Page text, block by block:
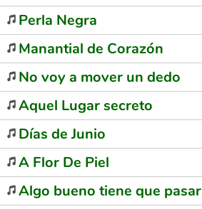
Perla Negra
Manantial de Corazón
No voy a mover un dedo
Aquel Lugar secreto
Días de Junio
A Flor De Piel
Algo bueno tiene que pasar